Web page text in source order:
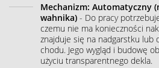
Mechanizm: Automatyczny
wahnika) - Do pracy
czemu nie ma konieczności
znajduje się na nadgarstku lub
chodu. Jego wygląd i budowę
użyciu transparentnego dekla.